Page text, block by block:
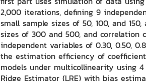
2,000 iterations, defining 9
small sample sizes of 50, 100, and
sizes of 300 and 500, and correlation
independent variables of 0.30, 0.50,
the estimation efficiency of
models under multicollinearity using
Ridge Estimator (LRE) with bias